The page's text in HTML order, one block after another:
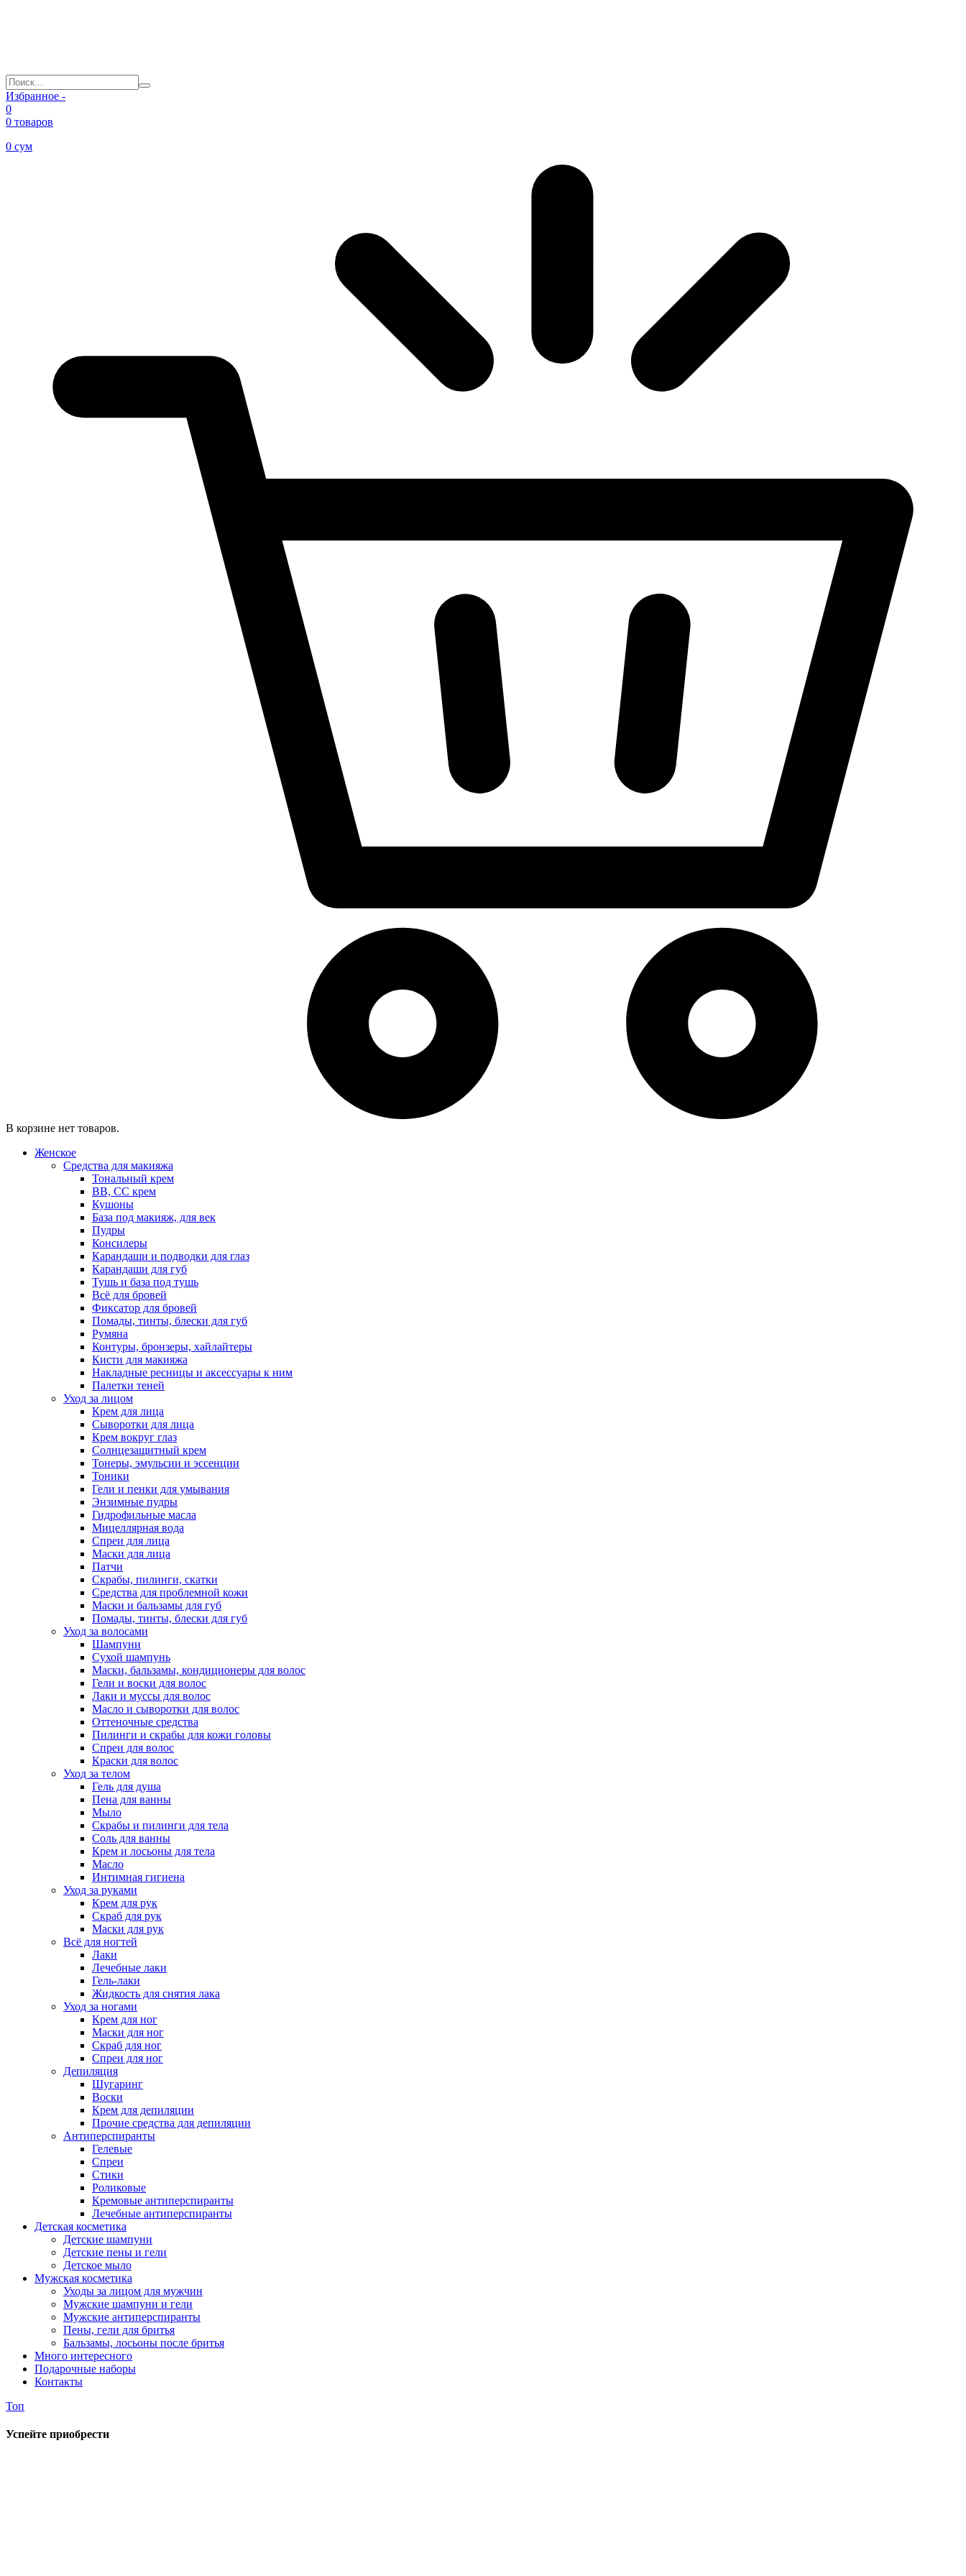
Избранное -
0
0 товаров
0 сум
В корзине нет товаров.
Женское
Средства для макияжа
Тональный крем
BB, CC крем
Кушоны
База под макияж, для век
Пудры
Консилеры
Карандаши и подводки для глаз
Карандаши для губ
Тушь и база под тушь
Всё для бровей
Фиксатор для бровей
Помады, тинты, блески для губ
Румяна
Контуры, бронзеры, хайлайтеры
Кисти для макияжа
Накладные ресницы и аксессуары к ним
Палетки теней
Уход за лицом
Крем для лица
Сыворотки для лица
Крем вокруг глаз
Солнцезащитный крем
Тонеры, эмульсии и эссенции
Тоники
Гели и пенки для умывания
Энзимные пудры
Гидрофильные масла
Мицеллярная вода
Спреи для лица
Маски для лица
Патчи
Скрабы, пилинги, скатки
Средства для проблемной кожи
Маски и бальзамы для губ
Помады, тинты, блески для губ
Уход за волосами
Шампуни
Сухой шампунь
Маски, бальзамы, кондиционеры для волос
Гели и воски для волос
Лаки и муссы для волос
Масло и сыворотки для волос
Оттеночные средства
Пилинги и скрабы для кожи головы
Спреи для волос
Краски для волос
Уход за телом
Гель для душа
Пена для ванны
Мыло
Скрабы и пилинги для тела
Соль для ванны
Крем и лосьоны для тела
Масло
Интимная гигиена
Уход за руками
Крем для рук
Скраб для рук
Маски для рук
Всё для ногтей
Лаки
Лечебные лаки
Гель-лаки
Жидкость для снятия лака
Уход за ногами
Крем для ног
Маски для ног
Скраб для ног
Спреи для ног
Депиляция
Шугаринг
Воски
Крем для депиляции
Прочие средства для депиляции
Антиперспиранты
Гелевые
Спреи
Стики
Роликовые
Кремовые антиперспиранты
Лечебные антиперспиранты
Детская косметика
Детские шампуни
Детские пены и гели
Детское мыло
Мужская косметика
Уходы за лицом для мужчин
Мужские шампуни и гели
Мужские антиперспиранты
Пены, гели для бритья
Бальзамы, лосьоны после бритья
Много интересного
Подарочные наборы
Контакты
Топ
Успейте приобрести